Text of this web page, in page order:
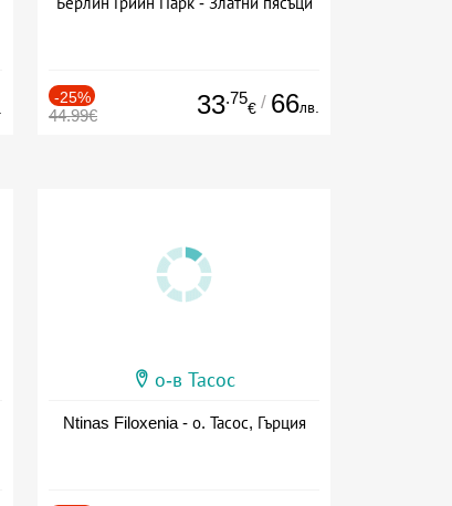
-25%
44.99€ 33.75
€ / 66лв.
о-в Тасос
Ntinas Filoxenia - о. Тасос, Гърция